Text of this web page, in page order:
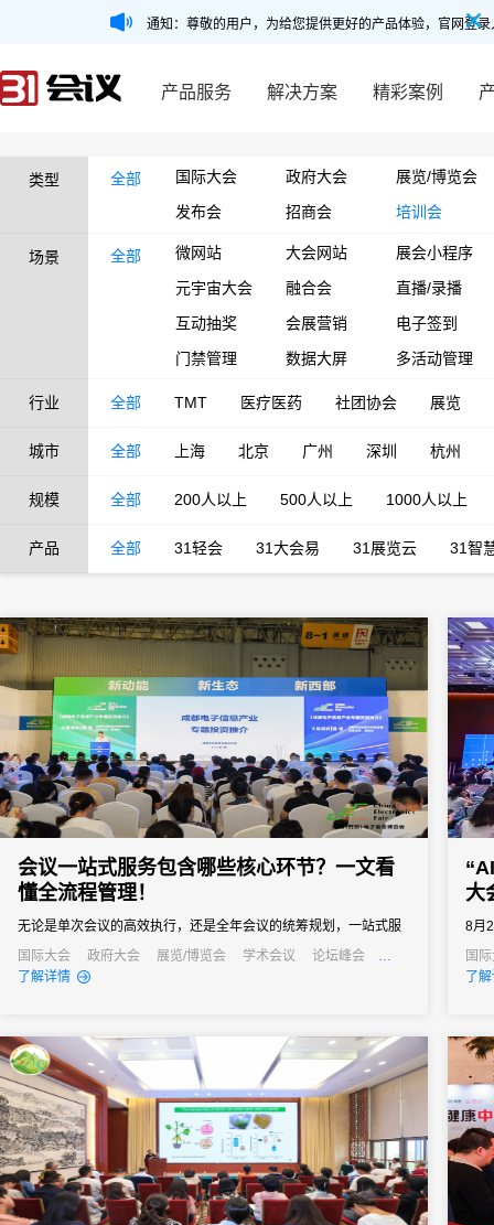
通知：尊敬的用户，为给您提供更好的产品体验，官网登
产品服务 解决方案 精彩案例
类型 全部 国际大会 政府大会
展览/博览会
发布会
招商会 培训会
场景 全部 微网站 大会网站
展会小程序
元宇宙大会
融合会
直播/录播
互动抽奖
会展营销
电子签到
门禁管理
数据大屏 多活动管理
行业 全部 TMT 医疗医药 社团协会 展览
城市 全部 上海 北京 广州 深圳 杭州
规模 全部 200人以上 500人以上 1000人以上
产品 全部 31轻会 31大会易 31展览云 31智
会议一站式服务包含哪些核心环节？一文看
懂全流程管理！
无论是单次会议的高效执行，还是全年会议的统筹规划，一站式服
务都能成为主办方的得力助手，帮助企业在节省成本的同时，提升
会议影响力，实现办会目标。
国际大会 政府大会 展览/博览会 学术会议
论坛峰会
线上活动
公关活动
了解详情
大
8月
在
国
线
了